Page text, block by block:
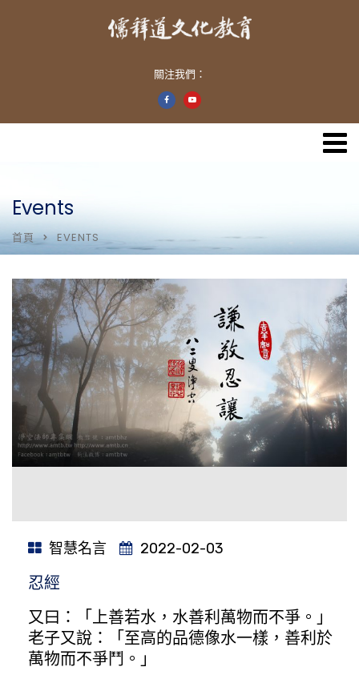
關注我們：
Events
首頁 EVENTS
智慧名言 2022-02-03
忍經
又曰：「上善若水，水善利萬物而不爭。」
老子又說：「至高的品德像水一樣，善利於
萬物而不爭鬥。」